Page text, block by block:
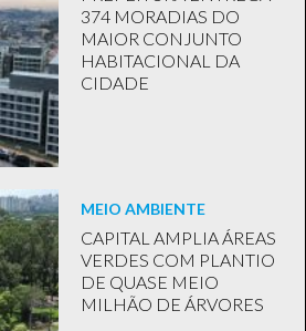
374 MORADIAS DO
MAIOR CONJUNTO
HABITACIONAL DA
CIDADE
MEIO AMBIENTE
CAPITAL AMPLIA ÁREAS
VERDES COM PLANTIO
DE QUASE MEIO
MILHÃO DE ÁRVORES